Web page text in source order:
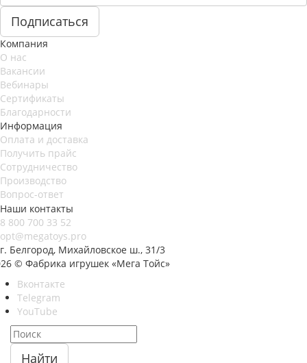
Компания
О нас
Вакансии
Вебинары
Сертификаты
Благодарности
Информация
Оплата и доставка
Получить прайс
Сотрудничество
Производство
Вопрос-ответ
Наши контакты
8 800 700 33 52
opt@megatoys.pro
г. Белгород, Михайловское ш., 31/3
© Фабрика игрушек «Мега Тойс»
Вконтакте
Telegram
YouTube
Найти